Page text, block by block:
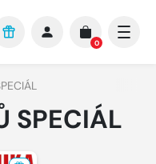
0
SPECIÁL